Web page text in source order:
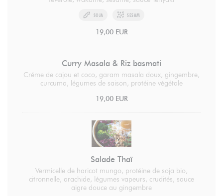
SOJA SESAM
19,00 EUR
Curry Masala & Riz basmati
Créme de cajou et coco, garam masala doux, gingembre,
curcuma, légumes de saison, protéine végétale
19,00 EUR
Salade Thaï
Vermicelle de haricot mungo, protéine de soja bio,
citronnelle, arachide, légumes vapeurs, crudités, sauce
aigre douce au gingembre